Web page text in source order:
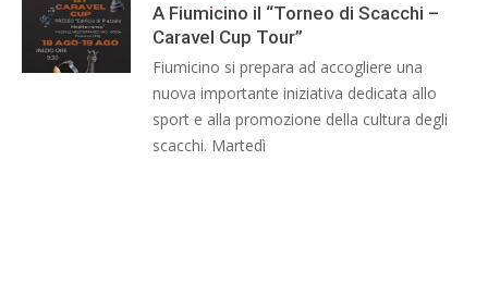
A Fiumicino il “Torneo di Scacchi –
Caravel Cup Tour”
Fiumicino si prepara ad accogliere una
nuova importante iniziativa dedicata allo
sport e alla promozione della cultura degli
scacchi. Martedì